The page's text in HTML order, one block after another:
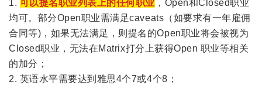
1. 可以提名职业列表上的任何职业 ，Open和Closed职业
均可。部分Open职业需满足caveats（如要求有一年雇佣
合同等)，如果无法满足，则提名的Open职业将会被视为
Closed职业，无法在Matrix打分上获得Open 职业等相关
的加分；
2. 英语水平需要达到雅思4个7或4个8；